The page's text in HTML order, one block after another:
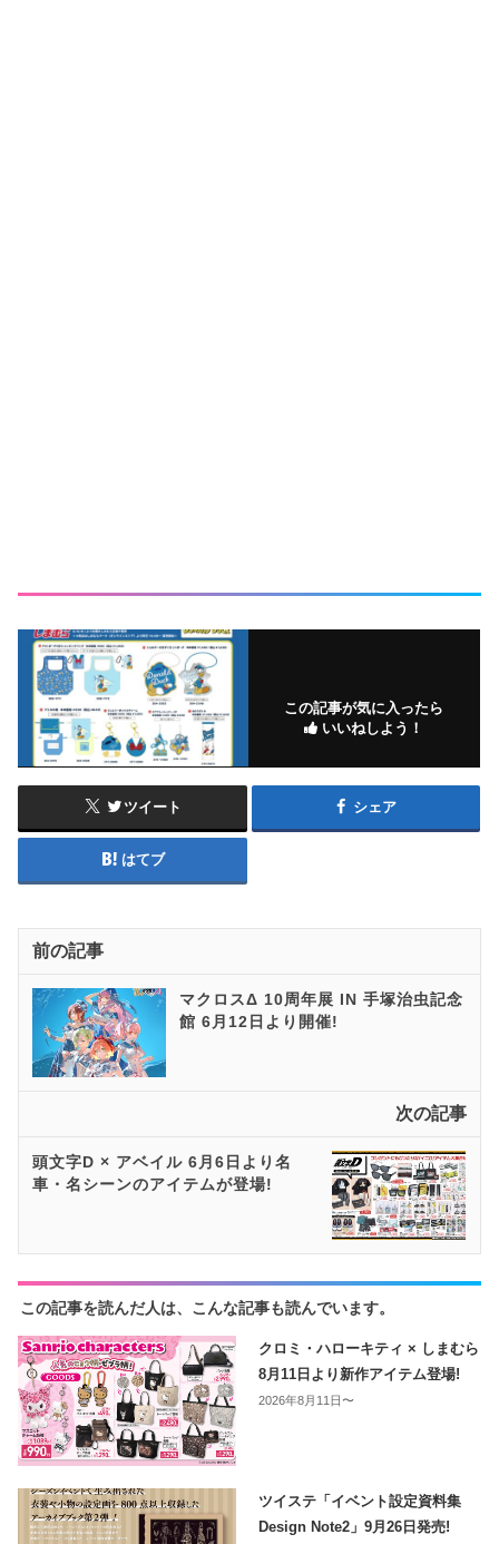
この記事が気に入ったら
いいねしよう！
ツイート シェア
はてブ
前の記事
マクロスΔ 10周年展 IN 手塚治虫記念
館 6月12日より開催!
次の記事
頭文字D × アベイル 6月6日より名
車・名シーンのアイテムが登場!
この記事を読んだ人は、こんな記事も読んでいます。
クロミ・ハローキティ × しまむら
8月11日より新作アイテム登場!
2026年8月11日〜
ツイステ「イベント設定資料集
Design Note2」9月26日発売!